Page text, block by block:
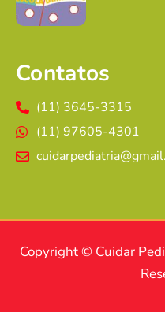
Contatos
(11) 3645-3315
(11) 97605-4301
Copyright © Cuidar